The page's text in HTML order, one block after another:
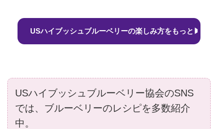
USハイブッシュブルーベリーの楽しみ方をもっと▶
USハイブッシュブルーベリー協会のSNS
では、ブルーベリーのレシピを多数紹介
中。